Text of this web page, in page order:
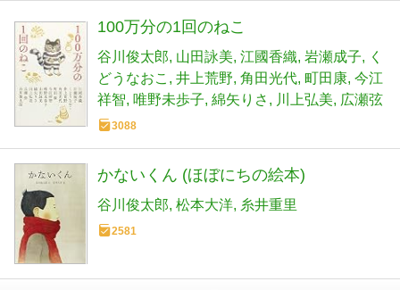
100万分の1回のねこ
谷川俊太郎 山田詠美 江國香織 岩瀬成子
く
どうなおこ
井上荒野 角田光代 町田康 今江
祥智 唯野未歩子 綿矢りさ 川上弘美 広瀬弦
3088
かないくん (ほぼにちの絵本)
谷川俊太郎 松本大洋 糸井重里
2581